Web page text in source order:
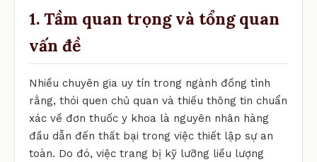
1. Tầm quan trọng và tổng quan
vấn đề
Nhiều chuyên gia uy tín trong ngành đồng tình
rằng, thói quen chủ quan và thiếu thông tin chuẩn
xác về đơn thuốc y khoa là nguyên nhân hàng
đầu dẫn đến thất bại trong việc thiết lập sự an
toàn. Do đó, việc trang bị kỹ lưỡng liều lượng